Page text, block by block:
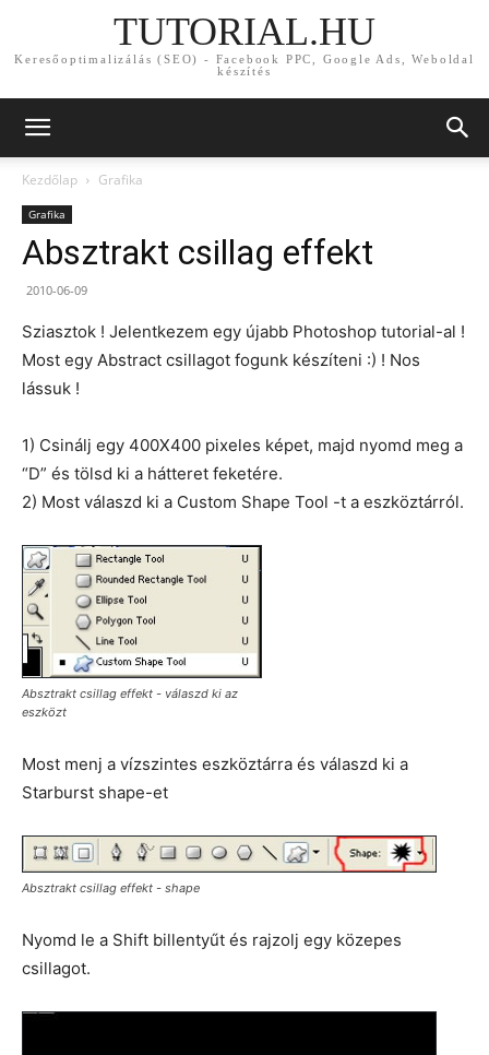
TUTORIAL.HU
Keresőoptimalizálás (SEO) - Facebook PPC, Google Ads, Weboldal
készítés
Kezdőlap Grafika
Grafika
Absztrakt csillag effekt
2010-06-09
Sziasztok ! Jelentkezem egy újabb Photoshop tutorial-al !
Most egy Abstract csillagot fogunk készíteni :) ! Nos
lássuk !
1) Csinálj egy 400X400 pixeles képet, majd nyomd meg a
“D” és tölsd ki a hátteret feketére.
2) Most válaszd ki a Custom Shape Tool -t a eszköztárról.
Absztrakt csillag effekt - válaszd ki az
eszközt
Most menj a vízszintes eszköztárra és válaszd ki a
Starburst shape-et
Absztrakt csillag effekt - shape
Nyomd le a Shift billentyűt és rajzolj egy közepes
csillagot.